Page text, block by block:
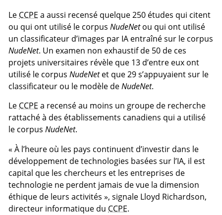
Le CCPE a aussi recensé quelque 250 études qui citent
ou qui ont utilisé le corpusNudeNetou qui ont utilisé
un classificateur d’images par IA entraîné sur le corpus
NudeNet. Un examen non exhaustif de 50 de ces
projets universitaires révèle que 13 d’entre eux ont
utilisé le corpusNudeNetet que 29 s’appuyaient sur le
classificateur ou le modèle deNudeNet.
Le CCPE a recensé au moins un groupe de recherche
rattaché à des établissements canadiens qui a utilisé
le corpusNudeNet.
« À l’heure où les pays continuent d’investir dans le
développement de technologies basées sur l’IA, il est
capital que les chercheurs et les entreprises de
technologie ne perdent jamais de vue la dimension
éthique de leurs activités », signale Lloyd Richardson,
directeur informatique du CCPE.